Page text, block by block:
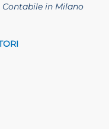
in Milano